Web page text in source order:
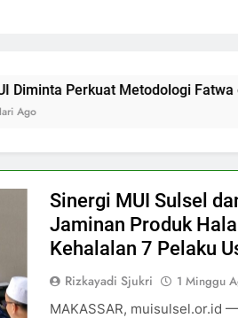
Metodologi Fatwa dan Jaga
Sinergi MUI Sulsel
Jaminan Produk
Kehalalan 7 Pelaku
Rizkayadi Sjukri 1 Minggu
​​MAKASSAR, muisulsel.or.id